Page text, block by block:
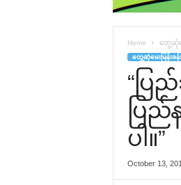
Home တွေ့ဆုံမ
တွေ့ဆုံမေးမြန်းခန်း
“ပ
ပြ
ပါ။”
October 13,